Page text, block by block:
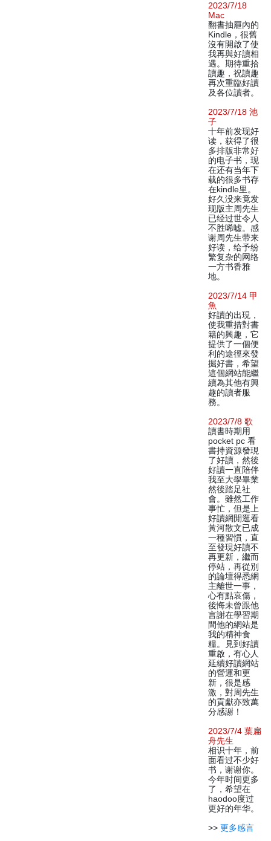
2023/7/18
Mac
翻書抽屜內的
Kindle，很舊
沒有開啟了使
我再與好讀相
遇。期待重拾
讀趣，祝讀趣
再次重臨好讀
及各位讀者。
2023/7/18 池
子
十年前发现好
读，获得了很
多排版非常好
的电子书，现
在还有当年下
载的很多书存
在kindle里。
好久没来竟发
现版主周先生
已经过世令人
不胜唏嘘。感
谢周先生带来
好读，给予纷
繁复杂的网络
一方书香雅
地。
2023/7/14 甲
魚
好讀的出現，
使我重措對書
籍的興趣，它
提供了一個便
利的途徑來發
掘好書，希望
這個網站能繼
續為其他有興
趣的讀者服
務。
2023/7/8 歌
讀書時期用
pocket pc 看
書持資源發現
了好讀，然後
好讀一直陪伴
我至大學畢業
然後踏足社
會。雖然工作
事忙，但是上
好讀網閒逛看
黃河散文已成
一種習慣，直
至發現好讀不
再更新，繼而
停站，再從別
的論壇得悉網
主離世一事，
心有點哀傷，
後悔未曾跟他
言謝在學習期
間他的網站是
我的精神食
糧。見到好讀
重啟，有心人
延續好讀網站
的營運和更
新，很是感
激，對周先生
的貢獻亦致萬
分感謝！
2023/7/4 葉扁
舟先生
相识十年，前
面看过不少好
书，谢谢你。
今年时间更多
了，希望在
haodoo度过
更好的年华。
>> 更多感言